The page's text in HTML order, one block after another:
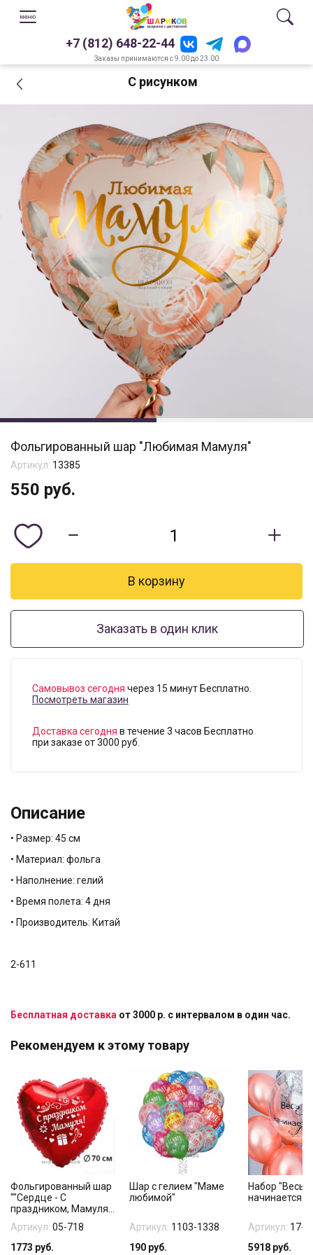
+7 (812) 648-22-44
Заказы принимаются с 9.00 до 23.00
С рисунком
Фольгированный шар "Любимая Мамуля"
Артикул: 13385
550 руб.
Заказать в один клик
Самовывоз сегодня через 15 минут Бесплатно.
Посмотреть магазин
Доставка сегодня в течение 3 часов Бесплатно
при заказе от 3000 руб.
Описание
• Размер: 45 см
• Материал: фольга
• Наполнение: гелий
• Время полета: 4 дня
• Производитель: Китай
2-611
Бесплатная доставка от 3000 р. с интервалом в один час.
Рекомендуем к этому товару
Фольгированный шар
""Сердце - С
праздником, Мамуля...
Артикул: 05-718
1773 руб.
Шар с гелием "Маме
любимой"
Артикул: 1103-1338
190 руб.
Набор "Весь
начинается
Артикул: 17-
5918 руб.